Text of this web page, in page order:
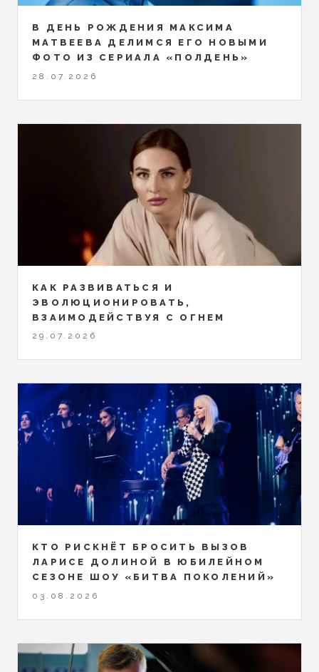
В ДЕНЬ РОЖДЕНИЯ МАКСИМА
МАТВЕЕВА ДЕЛИМСЯ ЕГО НОВЫМИ
ФОТО ИЗ СЕРИАЛА «ПОЛДЕНЬ»
28.07.2026
КАК РАЗВИВАТЬСЯ И
ЭВОЛЮЦИОНИРОВАТЬ,
ВЗАИМОДЕЙСТВУЯ С ОГНЕМ
29.07.2026
КТО РИСКНЁТ БРОСИТЬ ВЫЗОВ
ЛАРИСЕ ДОЛИНОЙ В ЮБИЛЕЙНОМ
СЕЗОНЕ ШОУ «БИТВА ПОКОЛЕНИЙ»
03.08.2026